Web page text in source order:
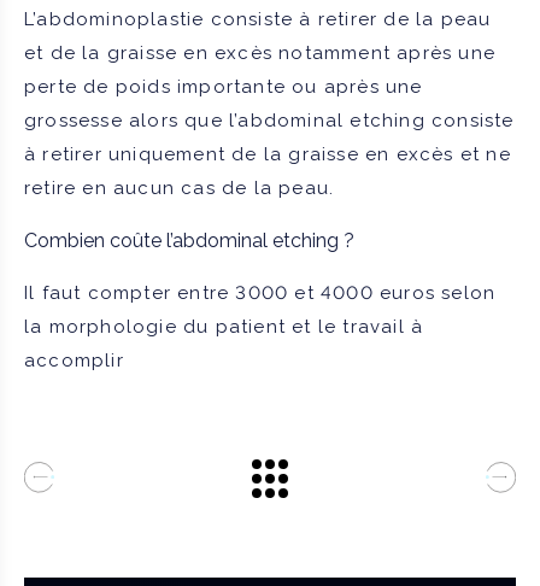
L’abdominoplastie consiste à retirer de la peau
et de la graisse en excès notamment après une
perte de poids importante ou après une
grossesse alors que l’abdominal etching consiste
à retirer uniquement de la graisse en excès et ne
retire en aucun cas de la peau.
Combien coûte l’abdominal etching ?
Il faut compter entre 3000 et 4000 euros selon
la morphologie du patient et le travail à
accomplir